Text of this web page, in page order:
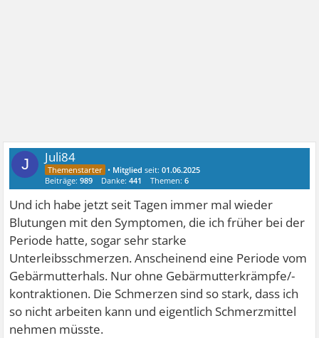
J Juli84
• Mitglied seit:01.06.2025
Beiträge:989 Danke:441 Themen:6
Und ich habe jetzt seit Tagen immer mal wieder
Blutungen mit den Symptomen, die ich früher bei der
Periode hatte, sogar sehr starke
Unterleibsschmerzen. Anscheinend eine Periode vom
Gebärmutterhals. Nur ohne Gebärmutterkrämpfe/-
kontraktionen. Die Schmerzen sind so stark, dass ich
so nicht arbeiten kann und eigentlich Schmerzmittel
nehmen müsste.